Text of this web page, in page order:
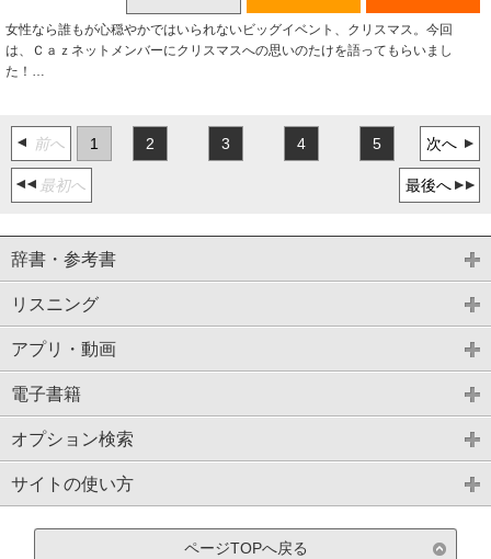
女性なら誰もが心穏やかではいられないビッグイベント、クリスマス。今回
は、Ｃａｚネットメンバーにクリスマスへの思いのたけを語ってもらいまし
た！…
最初へ
前へ 1 2 3 4 5 次へ
最後へ
辞書・参考書
リスニング
アプリ・動画
電子書籍
オプション検索
サイトの使い方
ページTOPへ戻る